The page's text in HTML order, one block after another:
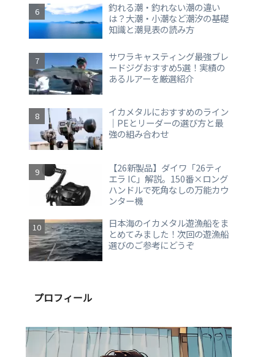
釣れる潮・釣れない潮の違い
は？大潮・小潮など潮汐の基礎
知識と潮見表の読み方
サワラキャスティング最強ブレ
ードジグおすすめ5選！実績の
あるルアーを厳選紹介
イカメタルにおすすめのライン
｜PEとリーダーの選び方と最
強の組み合わせ
【26新製品】ダイワ「26ティ
エラ IC」解説。150番×ロング
ハンドルで死角なしの万能カウ
ンター機
日本海のイカメタル遊漁船をま
とめてみました！次回の遊漁船
選びのご参考にどうぞ
プロフィール